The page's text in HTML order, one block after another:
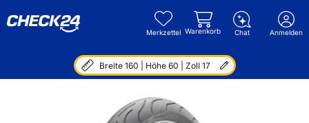
Merkzettel Warenkorb Chat Anmelden
Breite 160 | Höhe 60 | Zoll 17